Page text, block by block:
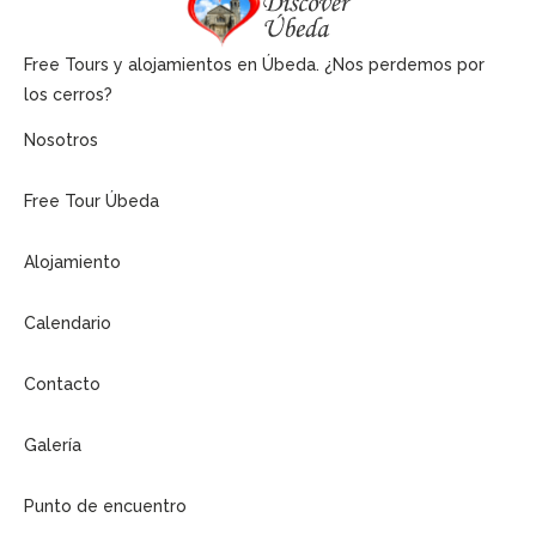
Free Tours y alojamientos en Úbeda. ¿Nos perdemos por
los cerros?
Nosotros
Free Tour Úbeda
Alojamiento
Calendario
Contacto
Galería
Punto de encuentro